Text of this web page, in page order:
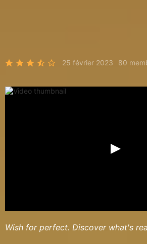
25 février 2023 80
Wish for perfect. Discover what's